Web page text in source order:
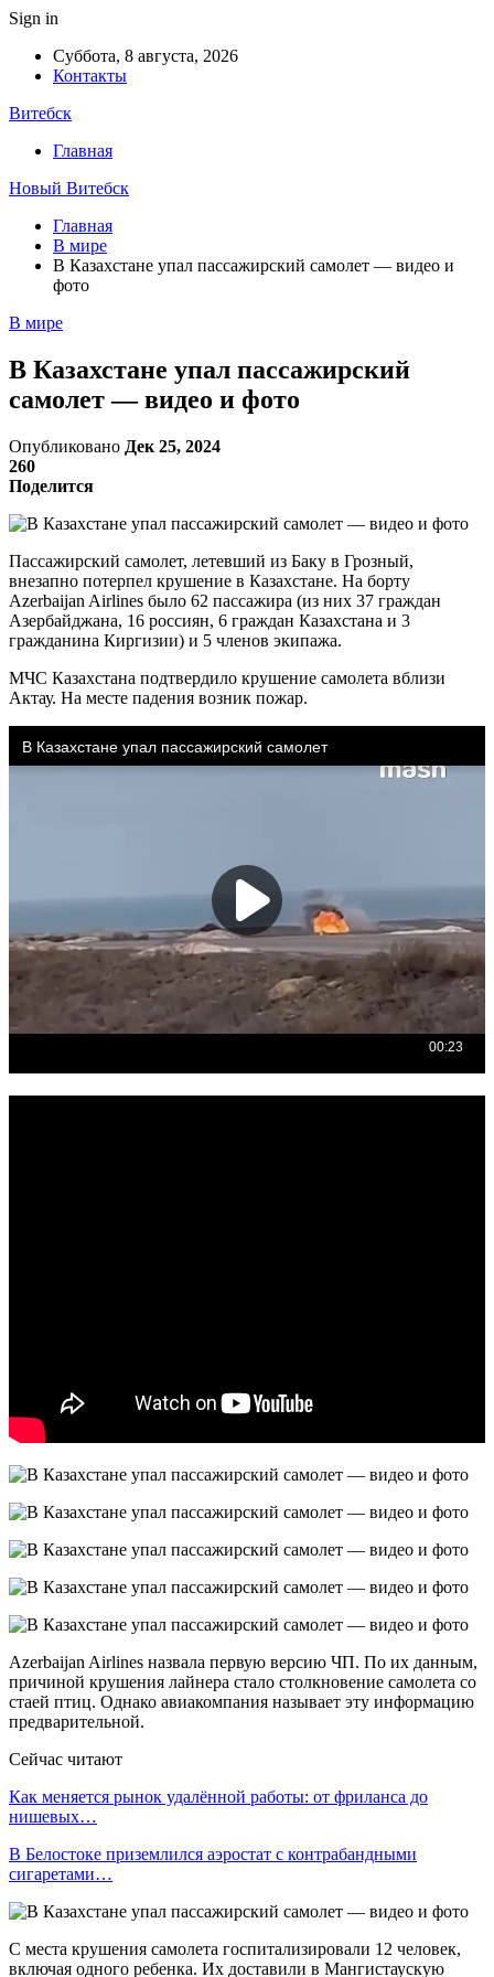
Sign in
Суббота, 8 августа, 2026
Контакты
Витебск
Главная
Новый Витебск
Главная
В мире
В Казахстане упал пассажирский самолет — видео и
фото
В мире
В Казахстане упал пассажирский
самолет — видео и фото
Опубликовано Дек 25, 2024
260
Поделится
Пассажирский самолет, летевший из Баку в Грозный,
внезапно потерпел крушение в Казахстане. На борту
Azerbaijan Airlines было 62 пассажира (из них 37 граждан
Азербайджана, 16 россиян, 6 граждан Казахстана и 3
гражданина Киргизии) и 5 членов экипажа.
МЧС Казахстана подтвердило крушение самолета вблизи
Актау. На месте падения возник пожар.
Azerbaijan Airlines назвала первую версию ЧП. По их данным,
причиной крушения лайнера стало столкновение самолета со
стаей птиц. Однако авиакомпания называет эту информацию
предварительной.
Сейчас читают
Как меняется рынок удалённой работы: от фриланса до
нишевых…
В Белостоке приземлился аэростат с контрабандными
сигаретами…
С места крушения самолета госпитализировали 12 человек,
включая одного ребенка. Их доставили в Мангистаускую